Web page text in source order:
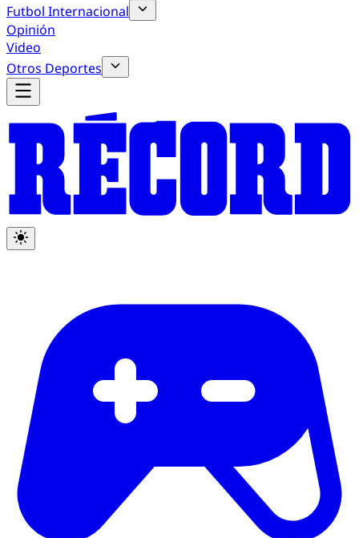
Futbol Internacional
Opinión
Video
Otros Deportes